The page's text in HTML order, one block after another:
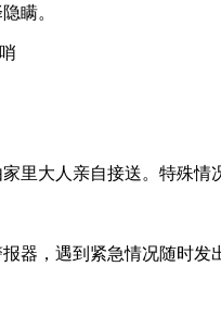
瞒。
里大人亲自接送。特殊情
器，遇到紧急情况随时发